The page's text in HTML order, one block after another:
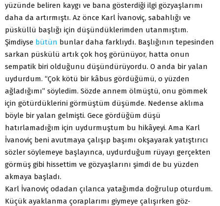
yüzünde beliren kaygı ve bana gösterdiği ilgi gözyaşlarımı
daha da artırmıştı. Az önce Karl İvanoviç, sabahlığı ve
püsküllü başlığı için düşündüklerimden utanmıştım.
Şimdiyse bütün bunlar daha farklıydı. Başlığının tepesinden
sarkan püskülü artık çok hoş görünüyor, hatta onun
sempatik biri olduğunu düşündürüyordu. O anda bir yalan
uydurdum. “Çok kötü bir kâbus gördüğümü, o yüzden
ağladığımı” söyledim. Sözde annem ölmüştü, onu gömmek
için götürdüklerini görmüştüm düşümde. Nedense aklıma
böyle bir yalan gelmişti. Gece gördüğüm düşü
hatırlamadığım için uydurmuştum bu hikâyeyi. Ama Karl
İvanoviç beni avutmaya çalışıp başımı okşayarak yatıştırıcı
sözler söylemeye başlayınca, uydurduğum rüyayı gerçekten
görmüş gibi hissettim ve gözyaşlarını şimdi de bu yüzden
akmaya başladı.
Karl İvanoviç odadan çılanca yatağımda doğrulup oturdum.
Küçük ayaklanma çoraplarımı giymeye çalışırken göz-